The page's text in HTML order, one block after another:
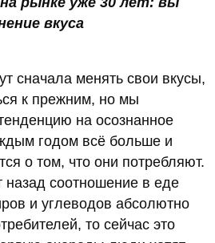
вкуса
сначала менять свои вкусы,
к прежним, но мы
на осознанное
годом всё больше и
о том, что они потребляют.
соотношение в еде
и углеводов абсолютно
то сейчас это